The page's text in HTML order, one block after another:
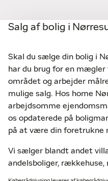
Salg af bolig i
Skal du sælge din bolig i
har du brug for en mægler
området og arbejder
mulige salg. Hos home
arbejdsomme
os opdaterede på
på at være din foretrukne
Vi sælger blandt andet
andelsboliger,